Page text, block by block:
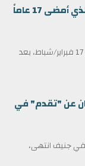
من هو طارق رحمن رئيس وزراء بنغلاديش الذي أمضى 17 عاماً
أدى طارق رحمن اليمين كرئيس وزراء لبنغلاديش في 17 فبراير/شباط، بعد
عن "تقدم" في
في جنيف انتهى،